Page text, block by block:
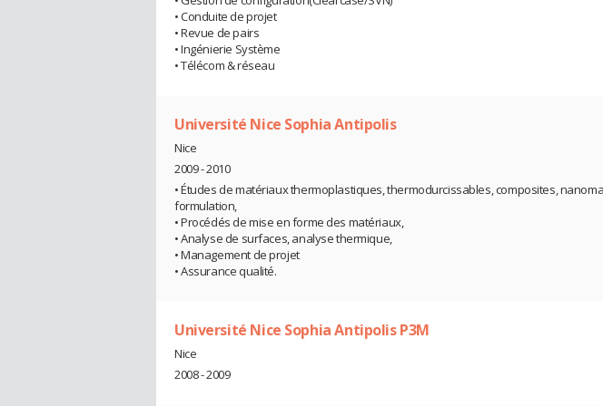
• Conduite de projet
• Revue de pairs
• Ingénierie Système
• Télécom & réseau
Université Nice Sophia Antipolis
Nice
2009 - 2010
• Études de matériaux thermoplastiques, thermodurcissables, composites,
formulation,
• Procédés de mise en forme des matériaux,
• Analyse de surfaces, analyse thermique,
• Management de projet
• Assurance qualité.
Université Nice Sophia Antipolis P3M
Nice
2008 - 2009